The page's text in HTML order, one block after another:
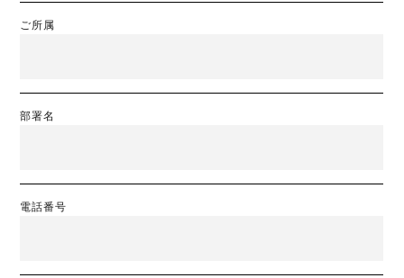
ご所属
部署名
電話番号